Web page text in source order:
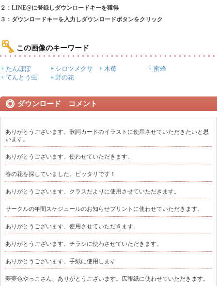
２：LINE@に登録しダウンロードキーを獲得
３：ダウンロードキーを入力しダウンロードボタンをクリック
この画像のキーワード
たんぽぽ シロツメクサ 木苺
蜜蜂
てんとう虫
野の花
ダウンロード コメント
ありがとうございます。歌詞カードのイラストに使用させていただきたいと思
います。
ありがとうございます。使わせていただきます。
春の花を探していました。ピッタリです！
ありがとうございます。クラスだよりに使用させていただきます。
サークルの年間スケジュールのお知らせプリントに使わせていただきます。
ありがとうございます。使用させていただきます。
ありがとうございます。チラシに使わさせていただきます。
ありがとうございます。手紙に使用します
夢夢色やっこさん、ありがとうございます。広報紙に使わせていただきます。